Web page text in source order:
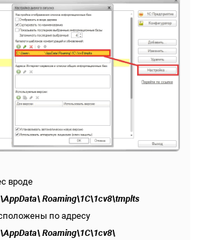
вроде
Roaming\1C\1cv8\tmplts
по адресу
Roaming\1C\1cv8\